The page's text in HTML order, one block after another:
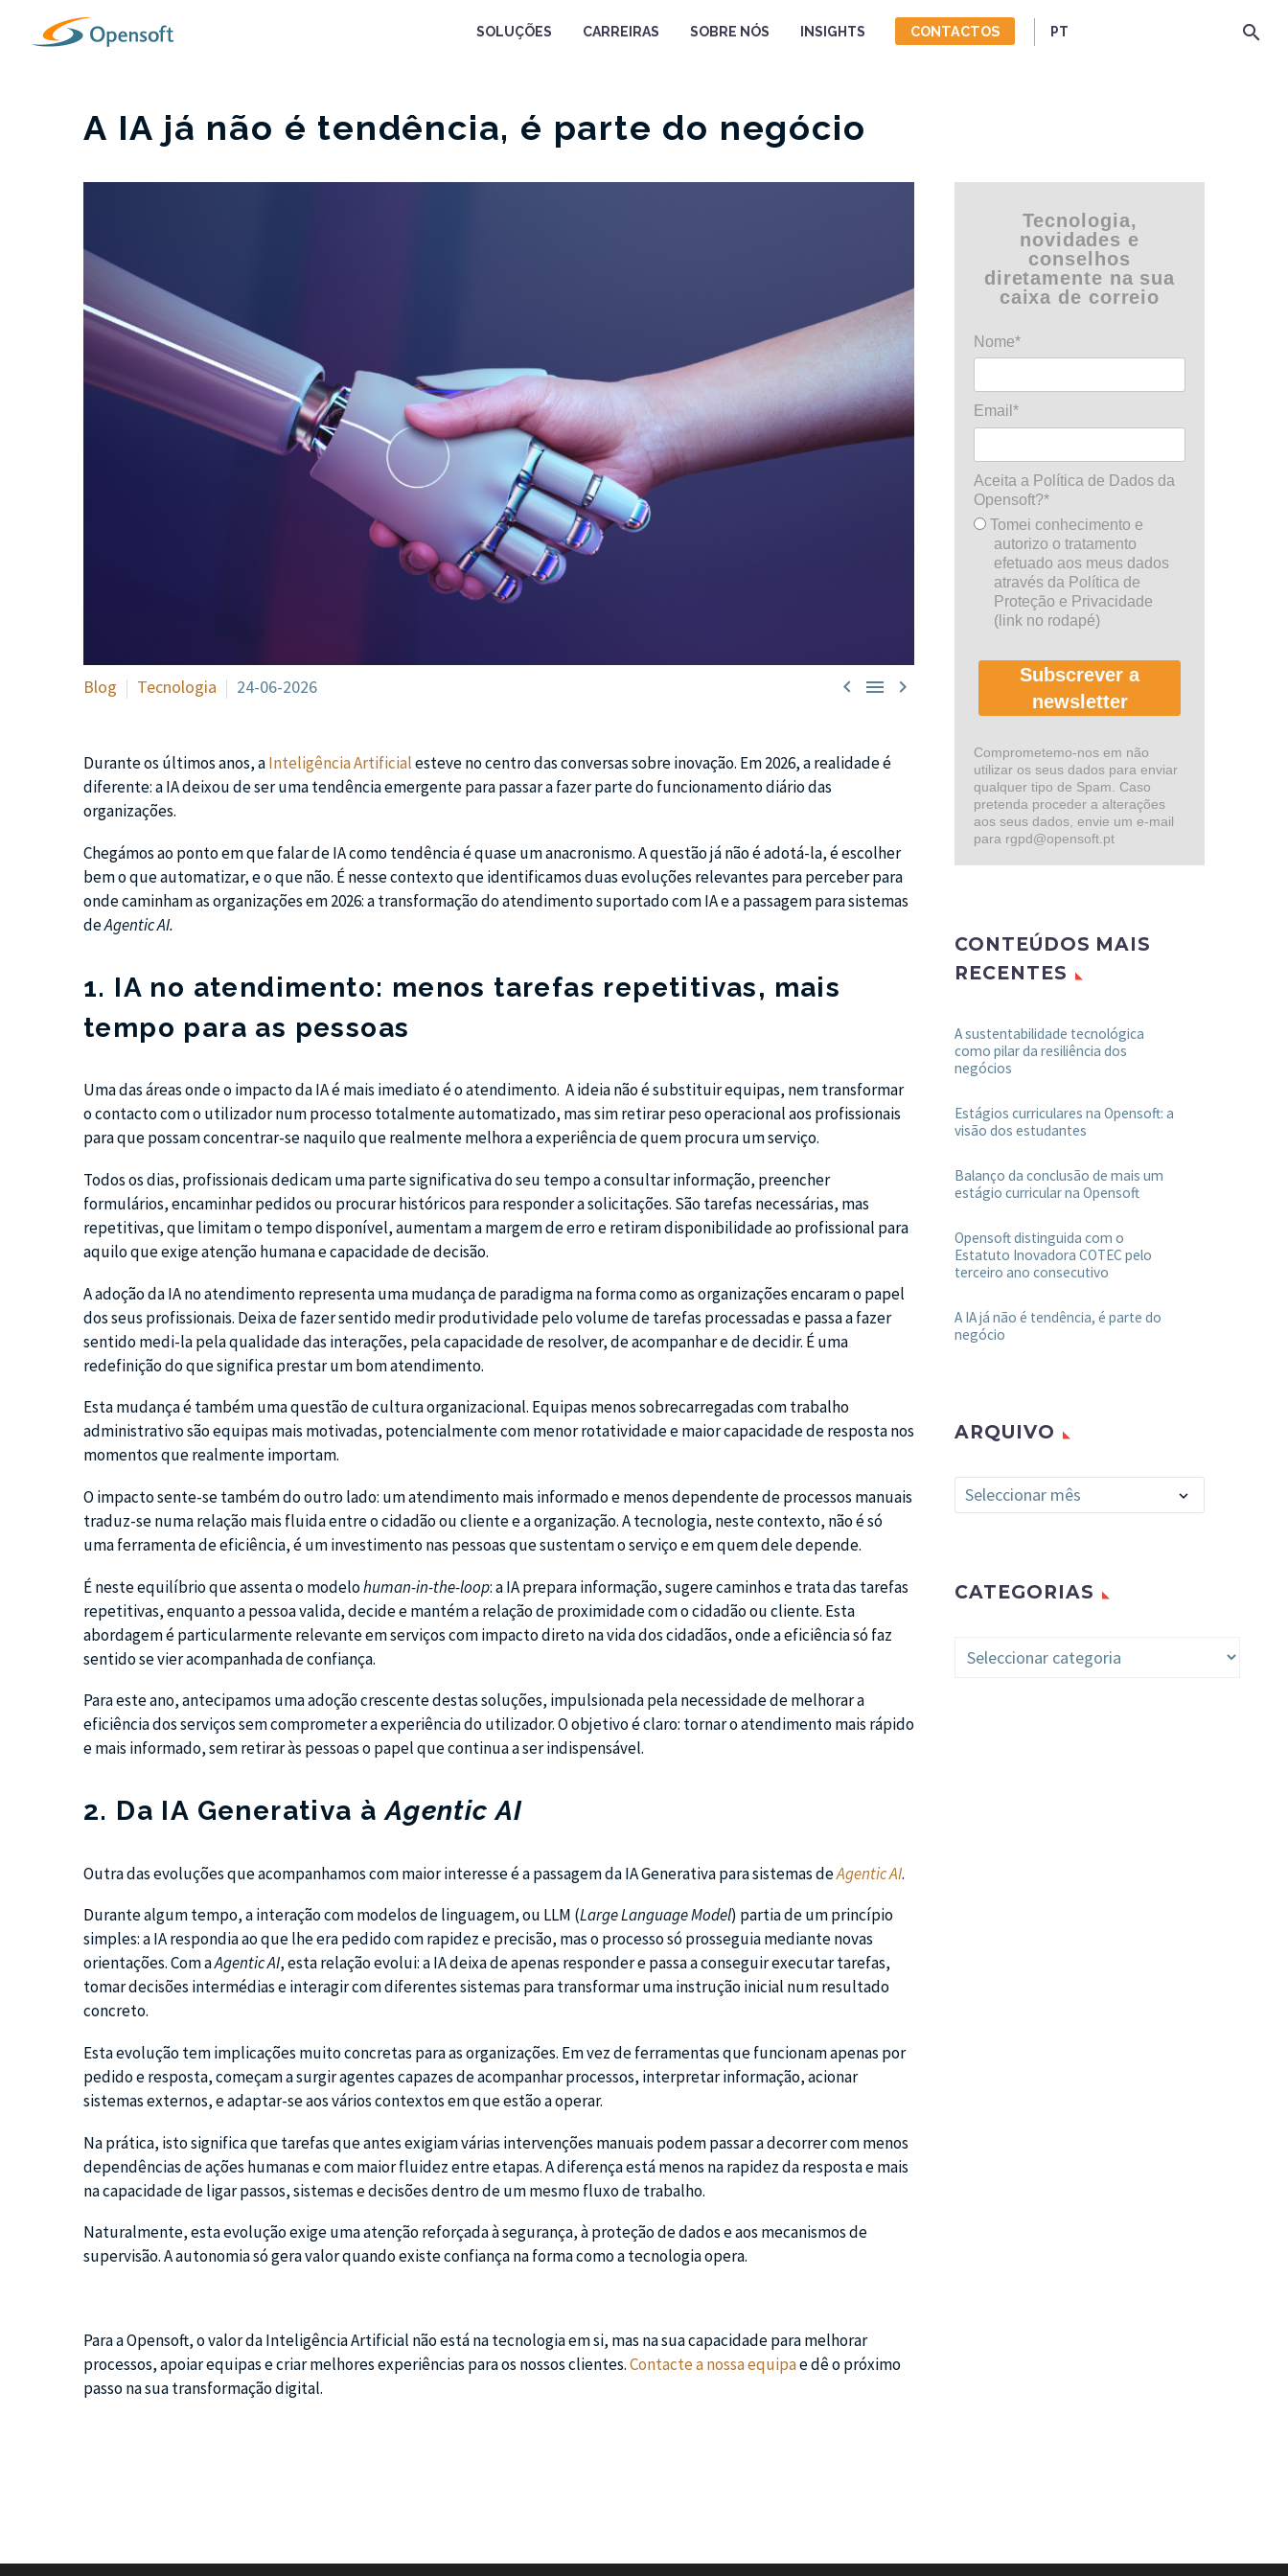
SOLUÇÕES CARREIRAS SOBRE NÓS INSIGHTS CONTACTOS PT
A IA já não é tendência, é parte do negócio
  
Blog Tecnologia 24-06-2026
Durante os últimos anos, aInteligência Artificialesteve no centro das conversas sobre inovação. Em 2026, a realidade é
diferente: a IA deixou de ser uma tendência emergente para passar a fazer parte do funcionamento diário das
organizações.
Chegámos ao ponto em que falar de IA como tendência é quase um anacronismo. A questão já não é adotá-la, é escolher
bem o que automatizar, e o que não. É nesse contexto que identificamos duas evoluções relevantes para perceber para
onde caminham as organizações em 2026: a transformação do atendimento suportado com IA e a passagem para sistemas
deAgentic AI.
1. IA no atendimento: menos tarefas repetitivas, mais
tempo para as pessoas
Uma das áreas onde o impacto da IA é mais imediato é o atendimento. A ideia não é substituir equipas, nem transformar
o contacto com o utilizador num processo totalmente automatizado, mas sim retirar peso operacional aos profissionais
para que possam concentrar-se naquilo que realmente melhora a experiência de quem procura um serviço.
Todos os dias, profissionais dedicam uma parte significativa do seu tempo a consultar informação, preencher
formulários, encaminhar pedidos ou procurar históricos para responder a solicitações. São tarefas necessárias, mas
repetitivas, que limitam o tempo disponível, aumentam a margem de erro e retiram disponibilidade ao profissional para
aquilo que exige atenção humana e capacidade de decisão.
A adoção da IA no atendimento representa uma mudança de paradigma na forma como as organizações encaram o papel
dos seus profissionais. Deixa de fazer sentido medir produtividade pelo volume de tarefas processadas e passa a fazer
sentido medi-la pela qualidade das interações, pela capacidade de resolver, de acompanhar e de decidir. É uma
redefinição do que significa prestar um bom atendimento.
Esta mudança é também uma questão de cultura organizacional. Equipas menos sobrecarregadas com trabalho
administrativo são equipas mais motivadas, potencialmente com menor rotatividade e maior capacidade de resposta nos
momentos que realmente importam.
O impacto sente-se também do outro lado: um atendimento mais informado e menos dependente de processos manuais
traduz-se numa relação mais fluida entre o cidadão ou cliente e a organização. A tecnologia, neste contexto, não é só
uma ferramenta de eficiência, é um investimento nas pessoas que sustentam o serviço e em quem dele depende.
É neste equilíbrio que assenta o modelohuman-in-the-loop: a IA prepara informação, sugere caminhos e trata das tarefas
repetitivas, enquanto a pessoa valida, decide e mantém a relação de proximidade com o cidadão ou cliente. Esta
abordagem é particularmente relevante em serviços com impacto direto na vida dos cidadãos, onde a eficiência só faz
sentido se vier acompanhada de confiança.
Para este ano, antecipamos uma adoção crescente destas soluções, impulsionada pela necessidade de melhorar a
eficiência dos serviços sem comprometer a experiência do utilizador. O objetivo é claro: tornar o atendimento mais rápido
e mais informado, sem retirar às pessoas o papel que continua a ser indispensável.
2. Da IA Generativa àAgentic AI
Outra das evoluções que acompanhamos com maior interesse é a passagem da IA Generativa para sistemas deAgentic AI.
Durante algum tempo, a interação com modelos de linguagem, ou LLM (Large Language Model) partia de um princípio
simples: a IA respondia ao que lhe era pedido com rapidez e precisão, mas o processo só prosseguia mediante novas
orientações. Com aAgentic AI, esta relação evolui: a IA deixa de apenas responder e passa a conseguir executar tarefas,
tomar decisões intermédias e interagir com diferentes sistemas para transformar uma instrução inicial num resultado
concreto.
Esta evolução tem implicações muito concretas para as organizações. Em vez de ferramentas que funcionam apenas por
pedido e resposta, começam a surgir agentes capazes de acompanhar processos, interpretar informação, acionar
sistemas externos, e adaptar-se aos vários contextos em que estão a operar.
Na prática, isto significa que tarefas que antes exigiam várias intervenções manuais podem passar a decorrer com menos
dependências de ações humanas e com maior fluidez entre etapas. A diferença está menos na rapidez da resposta e mais
na capacidade de ligar passos, sistemas e decisões dentro de um mesmo fluxo de trabalho.
Naturalmente, esta evolução exige uma atenção reforçada à segurança, à proteção de dados e aos mecanismos de
supervisão. A autonomia só gera valor quando existe confiança na forma como a tecnologia opera.
Para a Opensoft, o valor da Inteligência Artificial não está na tecnologia em si, mas na sua capacidade para melhorar
processos, apoiar equipas e criar melhores experiências para os nossos clientes.Contacte a nossa equipae dê o próximo
passo na sua transformação digital.
Tecnologia,
novidades e
conselhos
diretamente na sua
caixa de correio
Nome*
Email*
Aceita a Política de Dados da
Opensoft?*
Tomei conhecimento e
autorizo o tratamento
efetuado aos meus dados
através da Política de
Proteção e Privacidade
(link no rodapé)
Subscrever a
newsletter
Comprometemo-nos em não
utilizar os seus dados para enviar
qualquer tipo de Spam. Caso
pretenda proceder a alterações
aos seus dados, envie um e-mail
para rgpd@opensoft.pt
CONTEÚDOS MAIS
RECENTES
A sustentabilidade tecnológica
como pilar da resiliência dos
negócios
Estágios curriculares na Opensoft: a
visão dos estudantes
Balanço da conclusão de mais um
estágio curricular na Opensoft
Opensoft distinguida com o
Estatuto Inovadora COTEC pelo
terceiro ano consecutivo
A IA já não é tendência, é parte do
negócio
ARQUIVO
Arquivo
Seleccionar mês
CATEGORIAS
Categorias